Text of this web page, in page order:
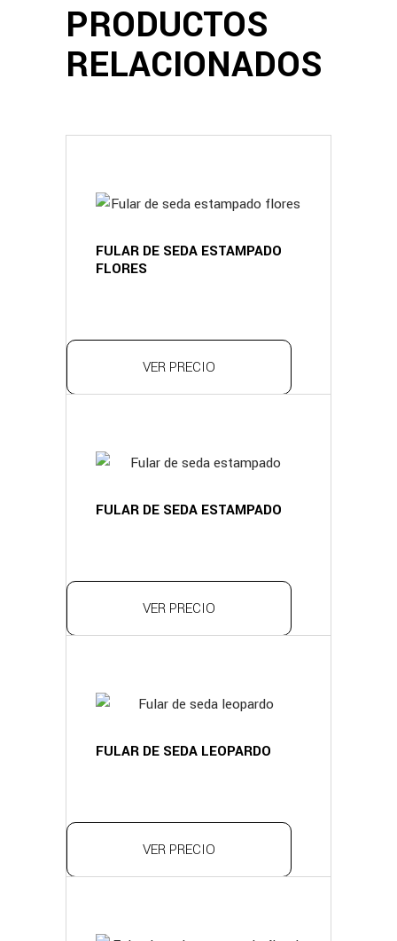
PRODUCTOS
RELACIONADOS
FULAR DE SEDA ESTAMPADO
FLORES
VER PRECIO
FULAR DE SEDA ESTAMPADO
VER PRECIO
FULAR DE SEDA LEOPARDO
VER PRECIO